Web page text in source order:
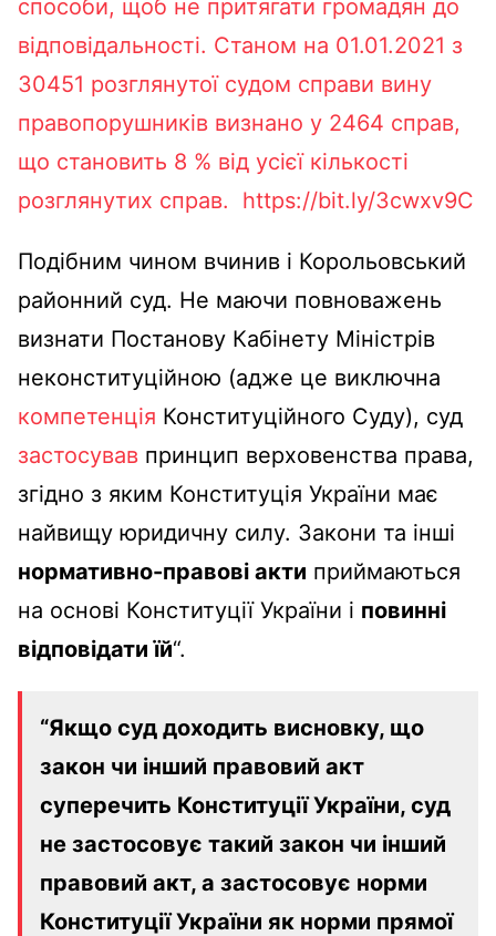
способи, щоб не притягати громадян до
відповідальності. Станом на 01.01.2021 з
30451 розглянутої судом справи вину
правопорушників визнано у 2464 справ,
що становить 8 % від усієї кількості
розглянутих справ. https://bit.ly/3cwxv9C
Подібним чином вчинив і Корольовський
районний суд. Не маючи повноважень
визнати Постанову Кабінету Міністрів
неконституційною (адже це виключна
компетенція Конституційного Суду), суд
застосував принцип верховенства права,
згідно з яким Конституція України має
найвищу юридичну силу. Закони та інші
нормативно-правові акти приймаються
на основі Конституції України і повинні
відповідати їй“.
“Якщо суд доходить висновку, що
закон чи інший правовий акт
суперечить Конституції України, суд
не застосовує такий закон чи інший
правовий акт, а застосовує норми
Конституції України як норми прямої